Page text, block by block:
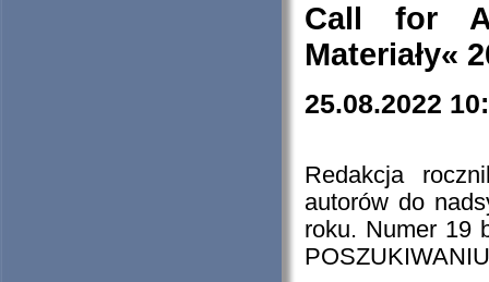
Call for
Materiały«
25.08.2022
Redakcja
autorów do
roku. Numer 19